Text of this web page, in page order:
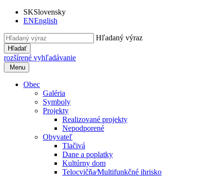
SKSlovensky
ENEnglish
Hľadaný výraz
Hľadať
rozšírené vyhľadávanie
Menu
Obec
Galéria
Symboly
Projekty
Realizované projekty
Nepodporené
Obyvateľ
Tlačivá
Dane a poplatky
Kultúrny dom
Telocvičňa⁄Multifunkčné ihrisko